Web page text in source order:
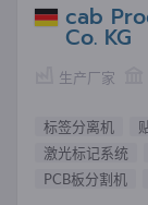
cab
Co. KG
生产厂家
标签分离机
激光标记系统
PCB板分割机